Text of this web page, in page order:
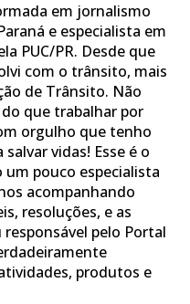
em jornalismo
e especialista em
PUC/PR. Desde que
com o trânsito, mais
de Trânsito. Não
que trabalhar por
orgulho que tenho
vidas! Esse é o
pouco especialista
acompanhando
resoluções, e as
pelo Portal
produtos e